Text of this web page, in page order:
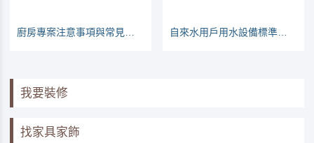
我要裝修
找家具家飾